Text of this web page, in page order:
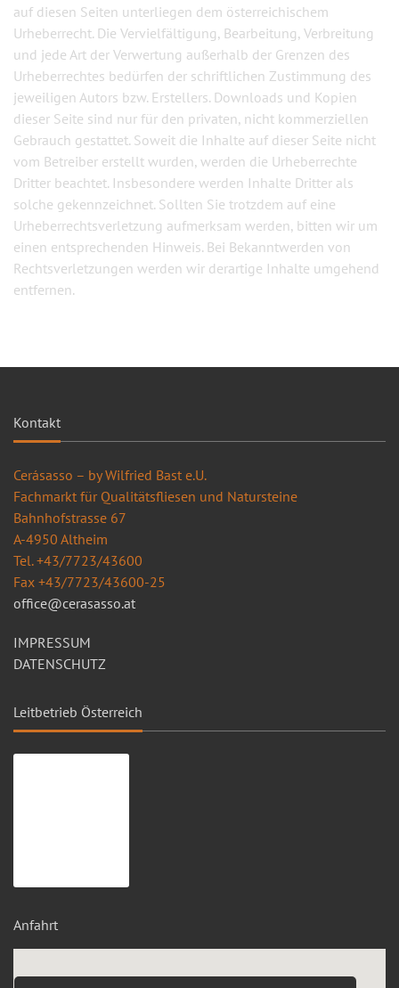
auf diesen Seiten unterliegen dem österreichischem
Urheberrecht. Die Vervielfältigung, Bearbeitung, Verbreitung
und jede Art der Verwertung außerhalb der Grenzen des
Urheberrechtes bedürfen der schriftlichen Zustimmung des
jeweiligen Autors bzw. Erstellers. Downloads und Kopien
dieser Seite sind nur für den privaten, nicht kommerziellen
Gebrauch gestattet. Soweit die Inhalte auf dieser Seite nicht
vom Betreiber erstellt wurden, werden die Urheberrechte
Dritter beachtet. Insbesondere werden Inhalte Dritter als
solche gekennzeichnet. Sollten Sie trotzdem auf eine
Urheberrechtsverletzung aufmerksam werden, bitten wir um
einen entsprechenden Hinweis. Bei Bekanntwerden von
Rechtsverletzungen werden wir derartige Inhalte umgehend
entfernen.
Kontakt
Cerásasso – by Wilfried Bast e.U.
Fachmarkt für Qualitätsfliesen und Natursteine
Bahnhofstrasse 67
A-4950 Altheim
Tel. +43/7723/43600
Fax +43/7723/43600-25
office@cerasasso.at
IMPRESSUM
DATENSCHUTZ
Leitbetrieb Österreich
Anfahrt